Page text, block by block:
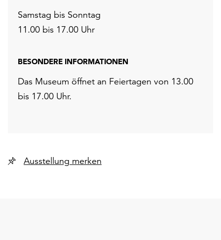
Samstag bis Sonntag
11.00 bis 17.00 Uhr
BESONDERE INFORMATIONEN
Das Museum öffnet an Feiertagen von 13.00
bis 17.00 Uhr.
Ausstellung merken